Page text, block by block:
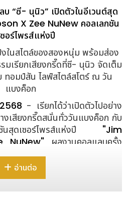
“ซี- นุนิว” เปิดตัวในอีเวนต์สุด
X Zee NuNew คอลเลกชัน
อร์ไพรส์แห่งปี
ในสไตล์ของสองหนุ่ม พร้อมส่อง
มเรียกเสียงกรี๊ดที่ซี- นุนิว จัดเต็ม
ทอมป์สัน ไลฟ์สไตล์สโตร์ ณ วัน
แบงค็อก
- เรียกได้ว่าเปิดตัวไปอย่าง
งเสียงกรี๊ดสนั่นทั่ววันแบงค็อก กับ
กชันสุดเซอร์ไพรส์แห่งปี "Jim
NuNew"ผลงานคอลแลบครั้ง
ารแฟชั่นและวงการบันเทิง โดย
ระดับโลกของเมืองไทยอย่างจิม
เปอร์สตาร์สุดฮอต
ร์ เพริศพิริยะวงศ์เพื่อนำเสนอ
อ่านต่อ